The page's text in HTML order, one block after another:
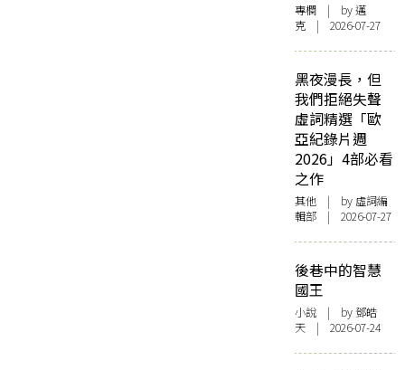
專欄 | by邁
克 | 2026-07-27
黑夜漫長，但
我們拒絕失聲
虛詞精選「歐
亞紀錄片週
2026」4部必看
之作
其他 | by 虛詞編
輯部 | 2026-07-27
後巷中的智慧
國王
小說 | by 鄧皓
天 | 2026-07-24